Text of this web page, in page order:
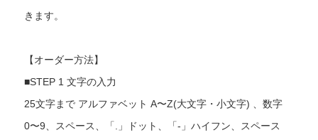
きます。
【オーダー方法】
■STEP 1 文字の入力
25文字まで アルファベット A〜Z(大文字・小文字) 、数字
0〜9、スペース、「.」ドット、「-」ハイフン、スペース